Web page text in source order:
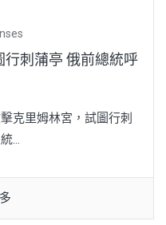
刺蒲亭 俄前總統呼
克里姆林宮，試圖行刺
...